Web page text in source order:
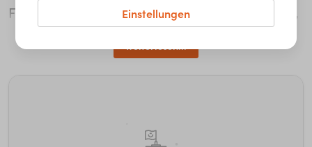
Feedback bekommt“, meint Annelie Schaefler,
der Zumtobel Gruppe. „Ich betreue in meinem
Einstellungen